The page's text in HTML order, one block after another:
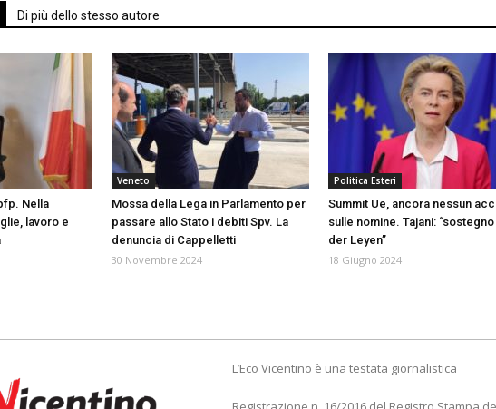
Di più dello stesso autore
Nella
lavoro e
Veneto
Mossa della Lega in Parlamento per
passare allo Stato i debiti Spv. La
denuncia di Cappelletti
30 Novembre 2024
Politica Esteri
Summit Ue, ancora nessun
sulle nomine. Tajani: “sostegno
der Leyen”
18 Giugno 2024
L’Eco Vicentino è una testata giornalistica